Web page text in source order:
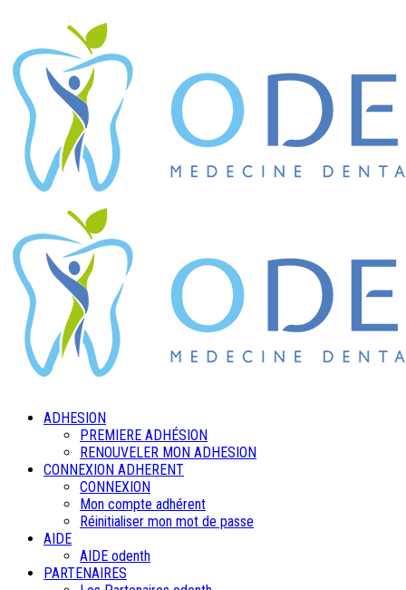
ADHESION
PREMIERE ADHÉSION
RENOUVELER MON ADHESION
CONNEXION ADHERENT
CONNEXION
Mon compte adhérent
Réinitialiser mon mot de passe
AIDE
AIDE odenth
PARTENAIRES